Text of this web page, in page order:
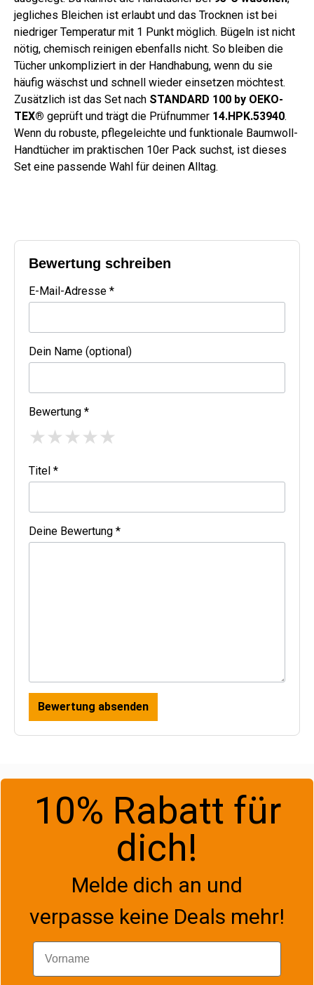
jegliches Bleichen ist erlaubt und das Trocknen ist bei
niedriger Temperatur mit 1 Punkt möglich. Bügeln ist nicht
nötig, chemisch reinigen ebenfalls nicht. So bleiben die
Tücher unkompliziert in der Handhabung, wenn du sie
häufig wäschst und schnell wieder einsetzen möchtest.
Zusätzlich ist das Set nach STANDARD 100 by OEKO-
TEX® geprüft und trägt die Prüfnummer 14.HPK.53940.
Wenn du robuste, pflegeleichte und funktionale Baumwoll-
Handtücher im praktischen 10er Pack suchst, ist dieses
Set eine passende Wahl für deinen Alltag.
Bewertung schreiben
E-Mail-Adresse *
Dein Name (optional)
Bewertung *
★★★★★
Titel *
Deine Bewertung *
Bewertung absenden
10% Rabatt für
dich!
Melde dich an und
verpasse keine Deals mehr!
Vorname